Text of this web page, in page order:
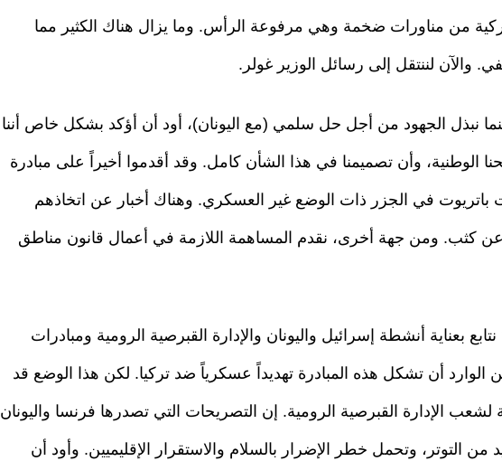
من مناورات ضخمة وهي مرفوعة الرأس. وما يزال هناك الكثير مما
والآن لننتقل إلى رسائل الوزير غولر.
نبذل الجهود من أجل حل سلمي (مع اليونان)، أود أن أؤكد بشكل خاص أننا
الوطنية، وأن تصميمنا في هذا الشأن كامل. وقد أقدموا أخيراً على مبادرة
باتريوت في الجزر ذات الوضع غير العسكري. وهناك أخبار عن اتخاذهم
عن كثب. ومن جهة أخرى، نقدم المساهمة اللازمة في أعمال قانون مناطق
بعناية أنشطة إسرائيل واليونان والإدارة القبرصية الرومية ومبادرات
الوارد أن تشكل هذه المبادرة تهديداً عسكرياً ضد تركيا. لكن هذا الوضع قد
الإدارة القبرصية الرومية. إن التصريحات التي تصدرها فرنسا واليونان
من التوتر، وتحمل خطر الإضرار بالسلام والاستقرار الإقليميين. وأود أن